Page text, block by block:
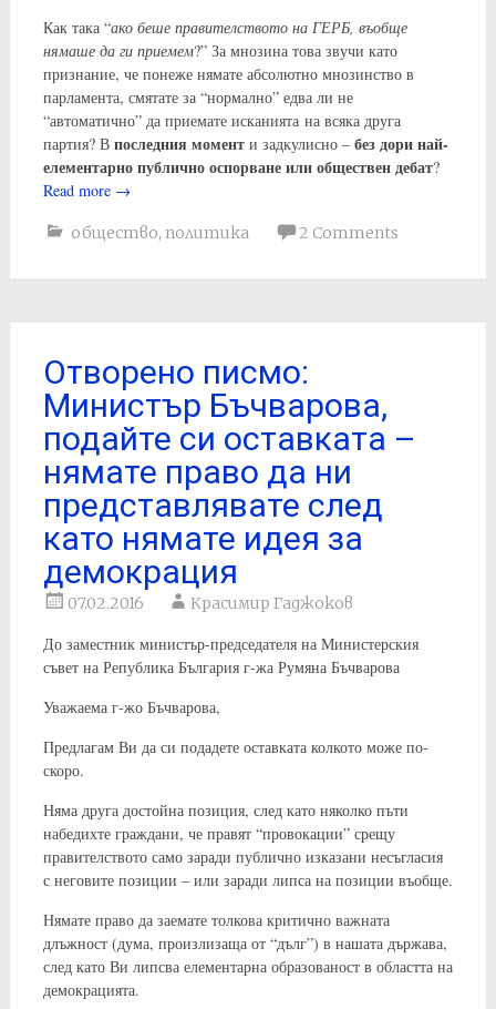
Как така “ако беше правителството на ГЕРБ, въобще
нямаше да ги приемем?” За мнозина това звучи като
признание, че понеже нямате абсолютно мнозинство в
парламента, смятате за “нормално” едва ли не
“автоматично” да приемате исканията на всяка друга
партия? В последния моменти задкулисно – без дори най-
елементарно публично оспорване или обществен дебат?
Read more →
общество, политика 2 Comments
Отворено писмо:
Министър Бъчварова,
подайте си оставката –
нямате право да ни
представлявате след
като нямате идея за
демокрация
07.02.2016 Красимир Гаджоков
До заместник министър-председателя на Министерския
съвет на Република България г-жа Румяна Бъчварова
Уважаема г-жо Бъчварова,
Предлагам Ви да си подадете оставката колкото може по-
скоро.
Няма друга достойна позиция, след като няколко пъти
набедихте граждани, че правят “провокации” срещу
правителството само заради публично изказани несъгласия
с неговите позиции – или заради липса на позиции въобще.
Нямате право да заемате толкова критично важната
длъжност (дума, произлизаща от “дълг”) в нашата държава,
след като Ви липсва елементарна образованост в областта на
демокрацията.